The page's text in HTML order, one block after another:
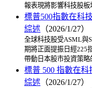
報表現將影響科技股
標普500指數在科
綜述 （2026/1/27）
全球科技股受ASML與
期將正面提振日經225
帶動日本股市投資策
標普 500 指數在
綜述 （2026/1/27）